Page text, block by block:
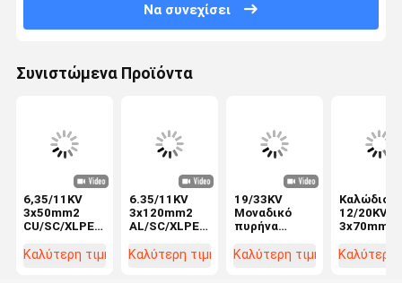
Να συνεχίσει
Συνιστώμενα Προϊόντα
6,35/11KV
3x50mm2
CU/SC/XLPE/SC/CTS/PVC/SWA/PVC
καλώδιο
Καλύτερη τιμή
6.35/11KV
3x120mm2
AL/SC/XLPE/SC/CTS/PVC/SWA/PVC
τροφοδοσίας
Καλύτερη τιμή
19/33KV
Μοναδικό
πυρήνα
καλώδιο
Καλύτερη τιμή
Καλώδιο
12/20KV
3x70mm2
Καλύτερη